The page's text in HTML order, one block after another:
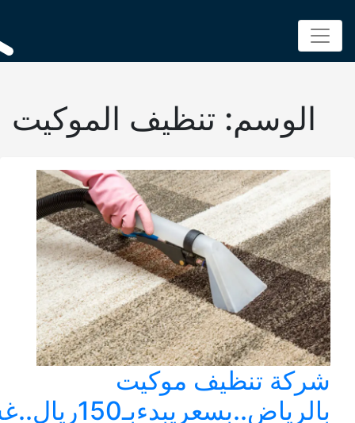
content
تنظيف الموكيت
تنظيف موكيت
بالرياض..بسعريبدءبـ150ريال..غسيل